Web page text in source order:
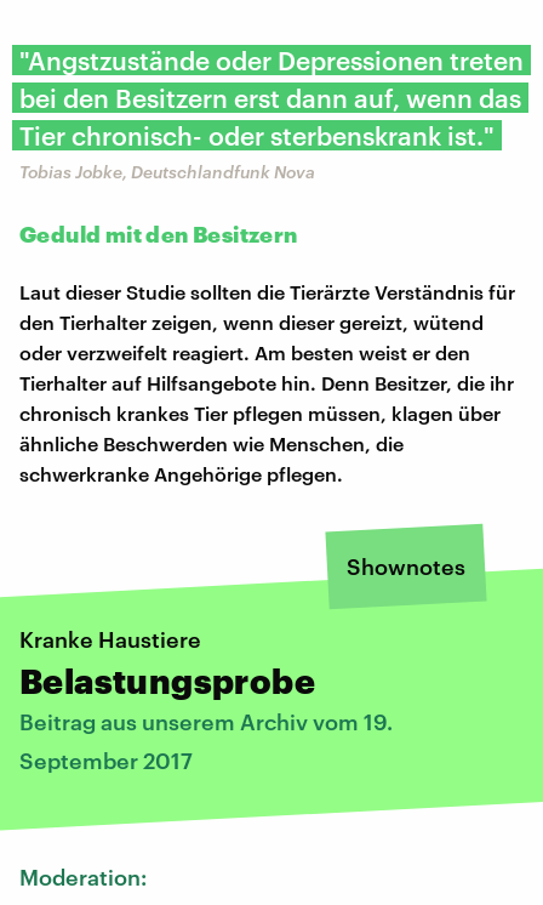
"Angstzustände oder Depressionen treten
bei den Besitzern erst dann auf, wenn das
Tier chronisch- oder sterbenskrank ist."
Tobias Jobke, Deutschlandfunk Nova
Geduld mit den Besitzern
Laut dieser Studie sollten die Tierärzte Verständnis für
den Tierhalter zeigen, wenn dieser gereizt, wütend
oder verzweifelt reagiert. Am besten weist er den
Tierhalter auf Hilfsangebote hin. Denn Besitzer, die ihr
chronisch krankes Tier pflegen müssen, klagen über
ähnliche Beschwerden wie Menschen, die
schwerkranke Angehörige pflegen.
Shownotes
Kranke Haustiere
Belastungsprobe
Beitrag aus unserem Archiv vom 19.
September 2017
Moderation: